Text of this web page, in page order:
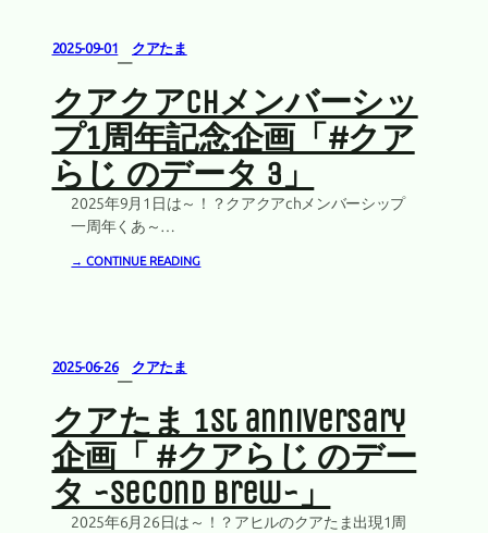
2025-09-01
—
クアたま
クアクアchメンバーシッ
プ1周年記念企画「#クア
らじ のデータ 3」
2025年9月1日は～！？クアクアchメンバーシップ
一周年くあ～…
→ CONTINUE READING
2025-06-26
—
クアたま
クアたま 1st anniversary
企画「 #クアらじ のデー
タ ~second brew~」
2025年6月26日は～！？アヒルのクアたま出現1周